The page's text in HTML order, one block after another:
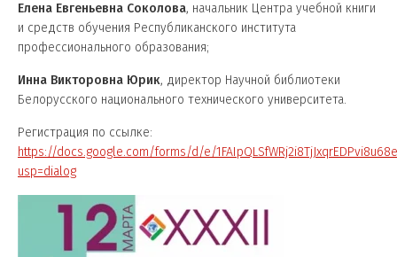
Елена Евгеньевна Соколова, начальник Центра учебной книги
и средств обучения Республиканского института
профессионального образования;
Инна Викторовна Юрик, директор Научной библиотеки
Белорусского национального технического университета.
Регистрация по ссылке:
https://docs.google.com/forms/d/e/
usp=dialog